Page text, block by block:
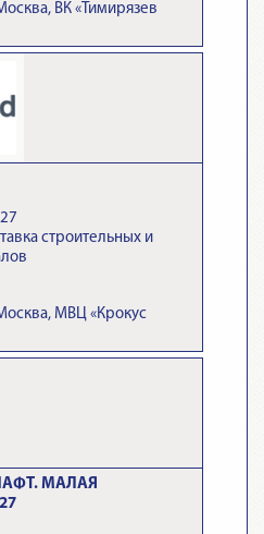
ВК «Тимирязев
строительных и
МВЦ «Крокус
МАЛАЯ